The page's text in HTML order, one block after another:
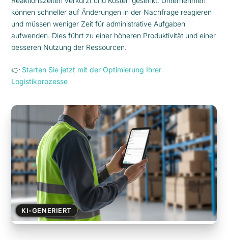
können schneller auf Änderungen in der Nachfrage reagieren
und müssen weniger Zeit für administrative Aufgaben
aufwenden. Dies führt zu einer höheren Produktivität und einer
besseren Nutzung der Ressourcen.
👉 Starten Sie jetzt mit der Optimierung Ihrer
Logistikprozesse
KI-GENERIERT